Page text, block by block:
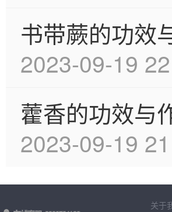
书带蕨的功效
2023-09-19
藿香的功效与
2023-09-19
关于